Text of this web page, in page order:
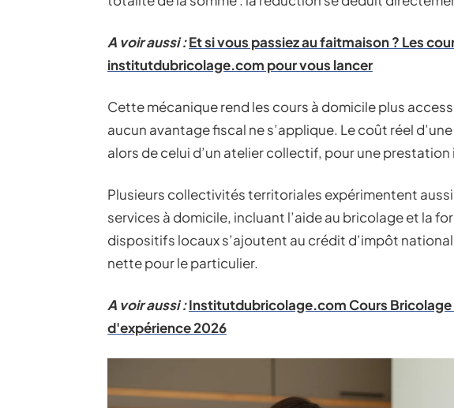
A voir aussi :Et si vous passiez au faitmaison ? Les
institutdubricolage.com pour vous lancer
Cette mécanique rend les cours à domicile plus
aucun avantage fiscal ne s’applique. Le coût réel
alors de celui d’un atelier collectif, pour une
Plusieurs collectivités territoriales expérimentent
services à domicile, incluant l’aide au bricolage et la
dispositifs locaux s’ajoutent au crédit d’impôt
nette pour le particulier.
A voir aussi :Institutdubricolage.com Cours Bricolage
d'expérience 2026